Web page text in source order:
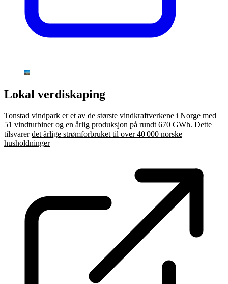
Lokal verdiskaping
Tonstad vindpark er et av de største vindkraftverkene i Norge med
51 vindturbiner og en årlig produksjon på rundt 670 GWh. Dette
tilsvarerdet årlige strømforbruket til over 40 000 norske
husholdninger